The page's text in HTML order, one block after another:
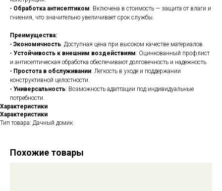
• Обработка антисептиком: Включена в стоимость — защита от влаги и
гниения, что значительно увеличивает срок службы.
Преимущества:
• Экономичность: Доступная цена при высоком качестве материалов.
• Устойчивость к внешним воздействиям: Оцинкованный профлист
и антисептическая обработка обеспечивают долговечность и надежность.
• Простота в обслуживании: Легкость в уходе и поддержании
конструктивной целостности.
• Универсальность: Возможность адаптации под индивидуальные
потребности.
Характеристики
Характеристики
Тип товара: Дачный домик
Похожие товары